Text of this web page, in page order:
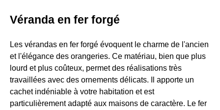
Véranda en fer forgé
Les vérandas en fer forgé évoquent le charme de l'ancien
et l'élégance des orangeries. Ce matériau, bien que plus
lourd et plus coûteux, permet des réalisations très
travaillées avec des ornements délicats. Il apporte un
cachet indéniable à votre habitation et est
particulièrement adapté aux maisons de caractère. Le fer